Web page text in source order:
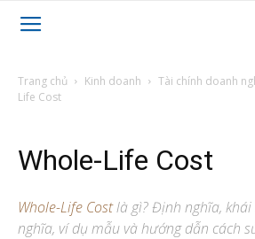
Trang chủ Kinh doanh Tài chính doanh
Life Cost
Whole-Life Cost
Whole-Life Costlà gì? Định nghĩa,
nghĩa, ví dụ mẫu và hướng dẫn cách